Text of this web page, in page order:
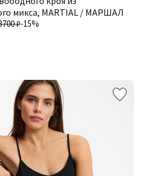
микса, MARTIAL / МАРШАЛ
₽-15%